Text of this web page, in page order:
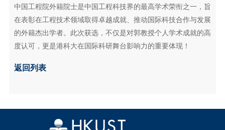
中国工程院外籍院士是中国工程科技界的最高学术荣衔之一，旨
在表彰在工程技术领域取得卓越成就、推动国际科技合作与发展
的外籍杰出学者。此次获选，不仅是对郭教授个人学术成就的高
度认可，更是港科大在国际科研舞台影响力的重要体现！
返回列表